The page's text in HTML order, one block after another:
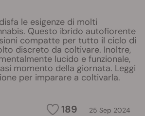
le esigenze di molti
Questo ibrido autofiorente
compatte per tutto il ciclo di
discreto da coltivare. Inoltre,
lucido e funzionale,
momento della giornata. Leggi
per imparare a coltivarla.
189 25 Sep 2024